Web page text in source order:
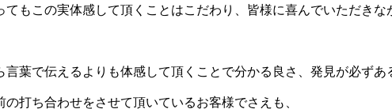
てもこの実体感して頂くことはこだわり、皆様に喜んでいただき
言葉で伝えるよりも体感して頂くことで分かる良さ、発見が必ずあ
の打ち合わせをさせて頂いているお客様でさえも、